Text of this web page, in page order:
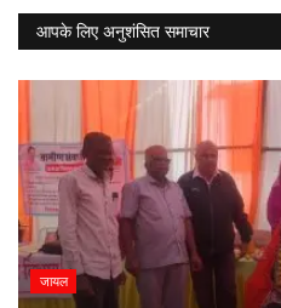
आपके लिए अनुशंसित समाचार
जायल